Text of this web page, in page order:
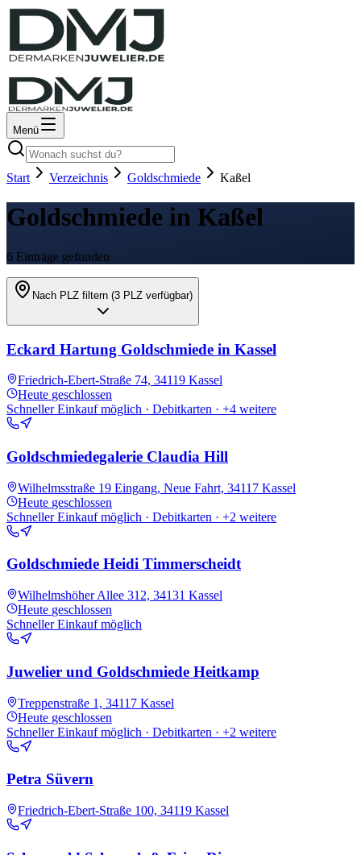
Menü
Start Verzeichnis Goldschmiede Kaßel
Goldschmiede in Kaßel
6 Einträge gefunden
Nach PLZ filtern (3 PLZ verfügbar)
Eckard Hartung Goldschmiede in Kassel
Friedrich-Ebert-Straße 74, 34119 Kassel
Heute geschlossen
Schneller Einkauf möglich · Debitkarten · +4 weitere
Goldschmiedegalerie Claudia Hill
Wilhelmsstraße 19 Eingang, Neue Fahrt, 34117 Kassel
Heute geschlossen
Schneller Einkauf möglich · Debitkarten · +2 weitere
Goldschmiede Heidi Timmerscheidt
Wilhelmshöher Allee 312, 34131 Kassel
Heute geschlossen
Schneller Einkauf möglich
Juwelier und Goldschmiede Heitkamp
Treppenstraße 1, 34117 Kassel
Heute geschlossen
Schneller Einkauf möglich · Debitkarten · +2 weitere
Petra Süvern
Friedrich-Ebert-Straße 100, 34119 Kassel